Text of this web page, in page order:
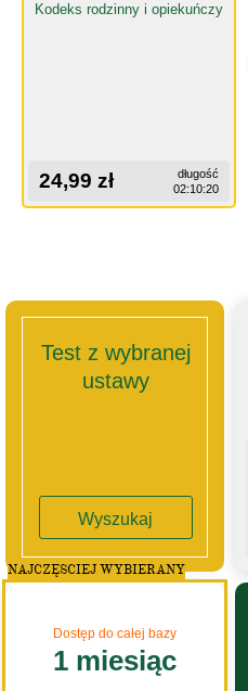
Kodeks rodzinny i opiekuńczy
24,99 zł
długość
02:10:20
Test z wybranej
ustawy
Wyszukaj
Dostęp do całej bazy
1 miesiąc
NAJCZĘSCIEJ WYBIERANY